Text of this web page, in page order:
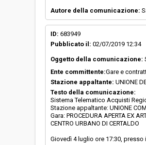
Autore della comunicazione:
ID: 683949
Pubblicato il: 02/07/2019 12:34
Oggetto della comunicazione:
Ente committente:Gare e
Stazione appaltante: UNIONE
Testo della comunicazione:
Sistema Telematico Acquisti
Stazione appaltante: UNIONE
Gara: PROCEDURA APERTA EX
CENTRO URBANO DI CERTALDO
Giovedì 4 luglio ore 17:30,